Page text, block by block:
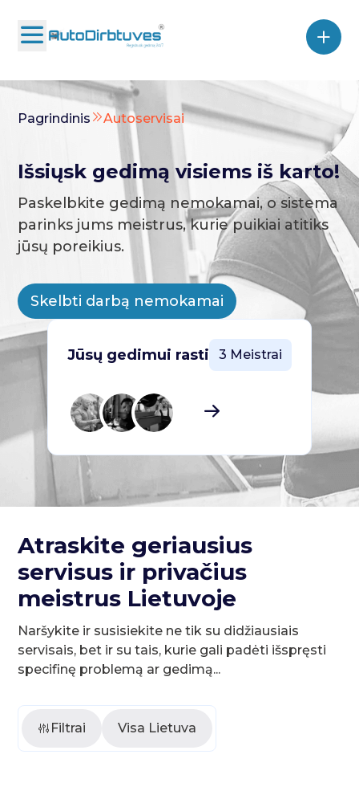
Pagrindinis Autoservisai
Išsiųsk gedimą visiems iš karto!
Paskelbkite gedimą nemokamai, o sistema
parinks jums meistrus, kurie puikiai atitiks
jūsų poreikius.
Skelbti darbą nemokamai
Jūsų gedimui rasti 3 Meistrai
Atraskite geriausius
servisus ir privačius
meistrus Lietuvoje
Naršykite ir susisiekite ne tik su didžiausiais
servisais, bet ir su tais, kurie gali padėti išspręsti
specifinę problemą ar gedimą...
Filtrai Visa Lietuva